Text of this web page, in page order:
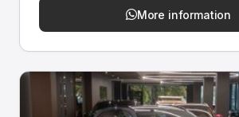
More information